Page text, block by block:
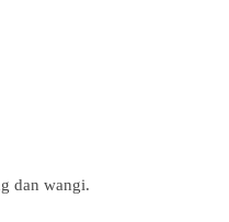
dan wangi.